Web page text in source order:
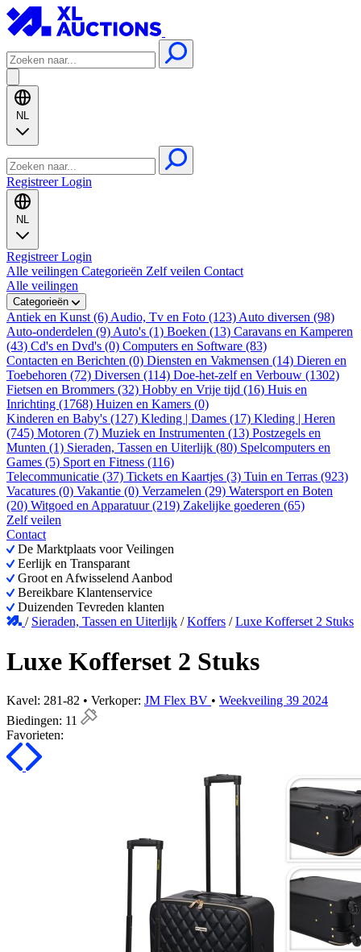
NL
RegistreerLogin
NL
RegistreerLogin
Alle veilingen Categorieën Zelf veilen Contact
Alle veilingen
Categorieën
Antiek en Kunst (6) Audio, Tv en Foto (123) Auto diversen (98)
Auto-onderdelen (9) Auto's (1) Boeken (13) Caravans en Kamperen
(43) Cd's en Dvd's (0) Computers en Software (83)
Contacten en Berichten (0) Diensten en Vakmensen (14) Dieren en
Toebehoren (72) Diversen (114) Doe-het-zelf en Verbouw (1302)
Fietsen en Brommers (32) Hobby en Vrije tijd (16) Huis en
Inrichting (1768) Huizen en Kamers (0)
Kinderen en Baby's (127) Kleding | Dames (17) Kleding | Heren
(745) Motoren (7) Muziek en Instrumenten (13) Postzegels en
Munten (1) Sieraden, Tassen en Uiterlijk (80) Spelcomputers en
Games (5) Sport en Fitness (116)
Telecommunicatie (37) Tickets en Kaartjes (3) Tuin en Terras (923)
Vacatures (0) Vakantie (0) Verzamelen (29) Watersport en Boten
(20) Witgoed en Apparatuur (219) Zakelijke goederen (65)
Zelf veilen
Contact
De Marktplaats voor Veilingen
Eerlijk en Transparant
Groot en Afwisselend Aanbod
Bereikbare Klantenservice
Duizenden Tevreden klanten
/ Sieraden, Tassen en Uiterlijk /Koffers /Luxe Kofferset 2 Stuks
Luxe Kofferset 2 Stuks
Kavel: 281-82 • Verkoper: JM Flex BV • Weekveiling 39 2024
Biedingen: 11
Favorieten: